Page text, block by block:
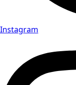
Instagram